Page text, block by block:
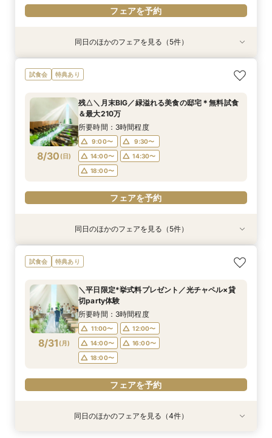
フェアを予約
特典あり
8/29(土)
＼1軒目限定★3万ギフト付／ドレス＆挙式料プレ
ゼント×和牛試食
9:00〜
18:00〜
フェアを予約
特典あり
8/29(土)
【6名～30名の少人数婚】挙式＆会食Newプラ
ン誕生！無料試食付
9:00〜
18:00〜
フェアを予約
8/29(土)
【タイパ重視！60分で完結◎】オンラインで会
場案内＆相談会
10:00〜
18:30〜
フェアを予約
8/29(土)
【60分で完結】即決営業ナシで安心！気軽によ
りみちツアー
10:30〜
フェアを予約
8/29(土)
【会場見学2件目以上◎】短縮90分Fair*雰囲気
比較×見積相談会
9:00〜
18:00〜
フェアを予約
同日のほかのフェアを見る（5件）
試食会 特典あり
8/30 (日)
残△＼月末BIG／緑溢れる美食の邸宅＊無料試食
＆最大210万
所要時間：3時間程度
9:00〜
9:30〜
14:00〜
14:30〜
18:00〜
フェアを予約
特典あり
8/30(日)
＼1軒目限定★3万ギフト付／ドレス＆挙式料プレ
ゼント×和牛試食
9:00〜
18:00〜
フェアを予約
特典あり
8/30(日)
【6名～30名の少人数婚】挙式＆会食Newプラ
ン誕生！無料試食付
9:00〜
18:00〜
フェアを予約
8/30(日)
【タイパ重視！60分で完結◎】オンラインで会
場案内＆相談会
10:00〜
18:30〜
フェアを予約
8/30(日)
【会場見学2件目以上◎】短縮90分Fair*雰囲気
比較×見積相談会
9:00〜
18:00〜
フェアを予約
8/30(日)
【60分で完結】即決営業ナシで安心！気軽によ
りみちツアー
10:00〜
フェアを予約
同日のほかのフェアを見る（5件）
試食会 特典あり
8/31 (月)
＼平日限定*挙式料プレゼント／光チャペル×貸
切party体験
所要時間：3時間程度
11:00〜
12:00〜
14:00〜
16:00〜
18:00〜
フェアを予約
特典あり
特典あり同日のほかのフェアを見る（4件）